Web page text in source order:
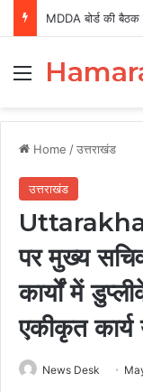
Menu
Home /उत्तराखंड
उत्तराखंड
पर मुख्य
कार्यों में
एकीकृत
News Desk